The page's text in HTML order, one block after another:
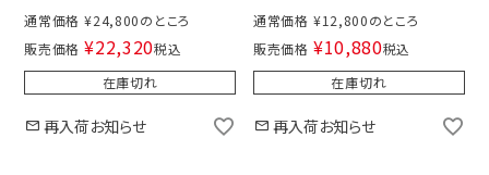
通常価格 ¥24,800
販売価格 ¥22,320税込
在庫切れ
再入荷お知らせ
通常価格 ¥12,800
販売価格 ¥10,880税込
在庫切れ
再入荷お知らせ